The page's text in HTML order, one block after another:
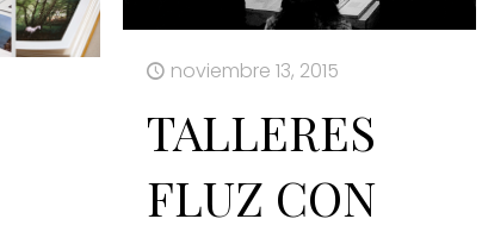
noviembre 13, 2015
TALLERES
FLUZ CON